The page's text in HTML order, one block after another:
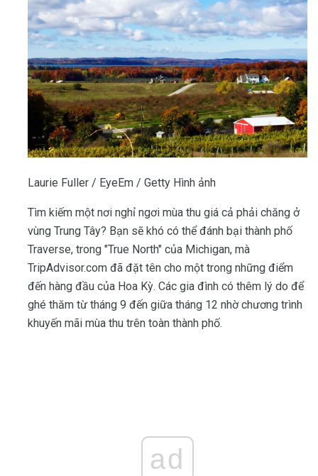
Laurie Fuller / EyeEm / Getty Hình ảnh
Tìm kiếm một nơi nghỉ ngơi mùa thu giá cả phải chăng ở
vùng Trung Tây? Bạn sẽ khó có thể đánh bại thành phố
Traverse, trong "True North" của Michigan, mà
TripAdvisor.com đã đặt tên cho một trong những điểm
đến hàng đầu của Hoa Kỳ. Các gia đình có thêm lý do để
ghé thăm từ tháng 9 đến giữa tháng 12 nhờ chương trình
khuyến mãi mùa thu trên toàn thành phố.
ad